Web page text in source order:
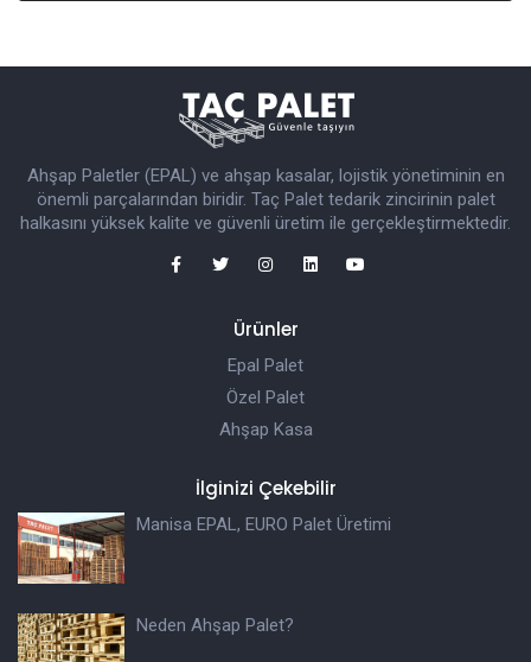
Ahşap Paletler (EPAL) ve ahşap kasalar, lojistik yönetiminin en
önemli parçalarından biridir. Taç Palet tedarik zincirinin palet
halkasını yüksek kalite ve güvenli üretim ile gerçekleştirmektedir.
Ürünler
Epal Palet
Özel Palet
Ahşap Kasa
İlginizi Çekebilir
Manisa EPAL, EURO Palet Üretimi
Neden Ahşap Palet?